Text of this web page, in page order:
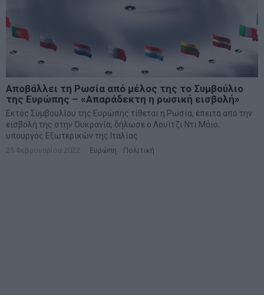
Αποβάλλει τη Ρωσία από μέλος της το Συμβούλιο
της Ευρώπης – «Απαράδεκτη η ρωσική εισβολή»
Eκτός Συμβουλίου της Ευρώπης τίθεται η Ρωσία, έπειτα από την
εισβολή της στην Ουκρανία, δήλωσε ο Λουίτζι Ντι Μάιο,
υπουργός Εξωτερικών της Ιταλίας
25 Φεβρουαρίου 2022 Ευρώπη Πολιτική